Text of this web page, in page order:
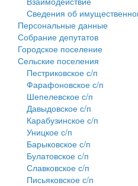
Сведения об
Персональные данные
Собрание депутатов
Городское поселение
Сельские поселения
Пестриковское с/п
Фарафоновское с/п
Шепелевское с/п
Давыдовское с/п
Карабузинское с/п
Уницкое с/п
Барыковское с/п
Булатовское с/п
Славковское с/п
Письяковское с/п